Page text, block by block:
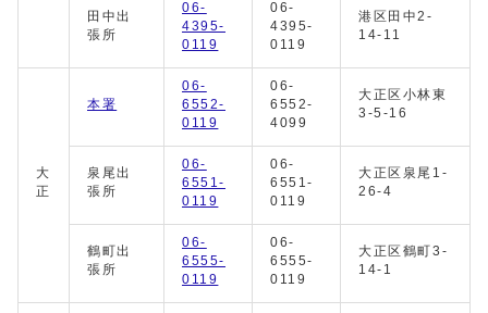
田中出
張所
06-
4395-
0119
06-
4395-
0119
港区田中2-
14-11
大
正
本署
06-
6552-
0119
06-
6552-
4099
大正区小林東
3-5-16
泉尾出
張所
06-
6551-
0119
06-
6551-
0119
大正区泉尾1-
26-4
鶴町出
張所
06-
6555-
0119
06-
6555-
0119
大正区鶴町3-
14-1